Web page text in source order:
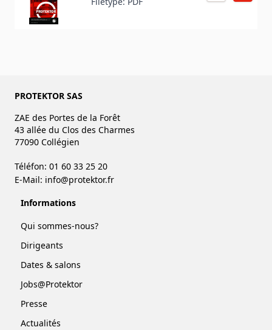
PROTEKTOR SAS
ZAE des Portes de la Forêt
43 allée du Clos des Charmes
77090 Collégien
Téléfon: 01 60 33 25 20
E-Mail: info@protektor.fr
Informations
Qui sommes-nous?
Dirigeants
Dates & salons
Jobs@Protektor
Presse
Actualités